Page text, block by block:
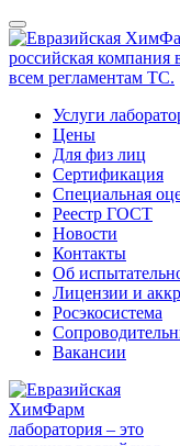
Услуги
Цены
Для физ лиц
Сертификация
Специальная
Реестр ГОСТ
Новости
Контакты
Об
Лицензии и
Росэкосистема
Вакансии